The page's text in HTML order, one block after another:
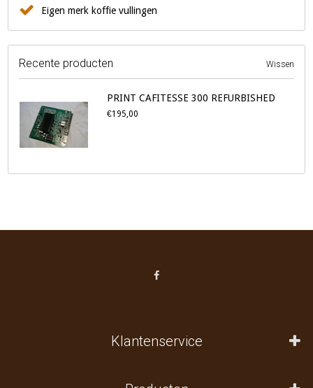
Eigen merk koffie vullingen
Recente producten Wissen
PRINT CAFITESSE 300 REFURBISHED
€195,00
Klantenservice